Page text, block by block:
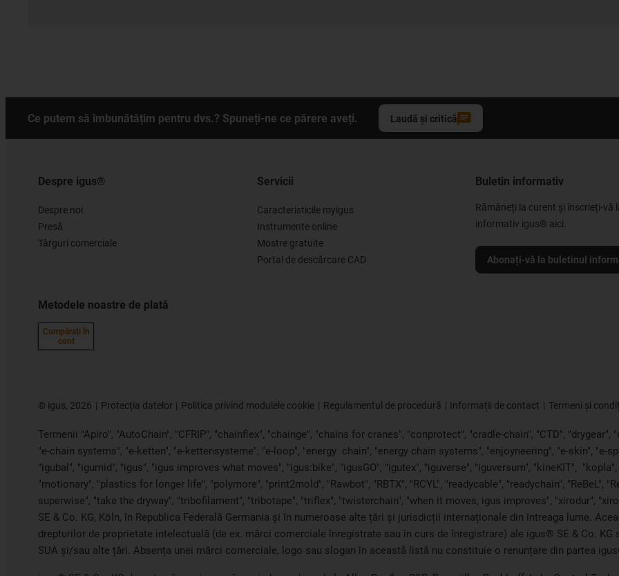
Ce putem să îmbunătățim pentru dvs.? Spuneți-ne ce părere aveți. Laudă și critică
Despre igus®
Despre noi
Presă
Târguri comerciale
Metodele noastre de plată
Cumpărați în
cont
Servicii
Caracteristicile myigus
Instrumente online
Mostre gratuite
Portal de descărcare CAD
Buletin informativ
Rămâneți la curent și înscrieți-vă
informativ igus® aici.
Abonați-vă la buletinul
© igus, 2026 Protecția datelor Politica privind modulele cookie Regulamentul de procedură Informații de contact Termeni și
Termenii "Apiro", "AutoChain", "CFRIP", "chainflex", "chainge", "chains for cranes", "conprotect", "cradle-chain", "CTD", "drygear",
"e-chain systems", "e-ketten", "e-kettensysteme", "e-loop", "energy chain", "energy chain systems", "enjoyneering", "e-skin", "e-
"igubal", "igumid", "igus", "igus improves what moves", "igus:bike", "igusGO", "igutex", "iguverse", "iguversum", "kineKIT",
"motionary", "plastics for longer life", "polymore", "print2mold", "Rawbot", "RBTX", "RCYL", "readycable", "readychain", "ReBeL",
superwise", "take the dryway", "tribofilament", "tribotape", "triflex", "twisterchain", "when it moves, igus improves", "xirodur",
SE & Co. KG, Köln, în Republica Federală Germania și în numeroase alte țări și jurisdicții internaționale din întreaga lume.
drepturilor de proprietate intelectuală (de ex. mărci comerciale înregistrate sau în curs de înregistrare) ale igus® SE & Co. KG
SUA și/sau alte țări. Absența unei mărci comerciale, logo sau slogan în această listă nu constituie o renunțare din partea